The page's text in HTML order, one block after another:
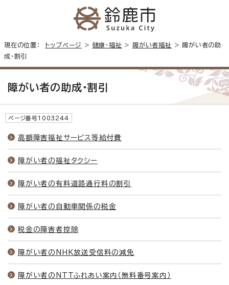
現在の位置： トップページ > 健康・福祉 > 障がい者福祉 > 障がい者の助
成・割引
障がい者の助成・割引
ページ番号1003244
高額障害福祉サービス等給付費
障がい者の福祉タクシー
障がい者の有料道路通行料の割引
障がい者の自動車関係の税金
税金の障害者控除
障がい者のNHK放送受信料の減免
障がい者のNTTふれあい案内（無料番号案内）